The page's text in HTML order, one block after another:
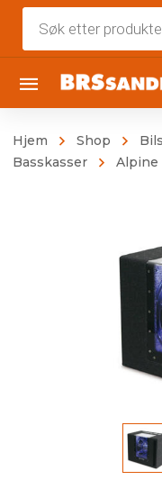
Hjem Shop
Basskasser
Alpine